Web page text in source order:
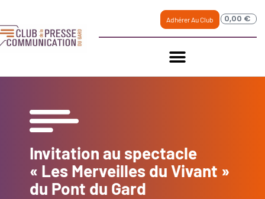
Adhérer Au Club 0,00 €
Invitation au spectacle
« Les Merveilles du Vivant »
du Pont du Gard